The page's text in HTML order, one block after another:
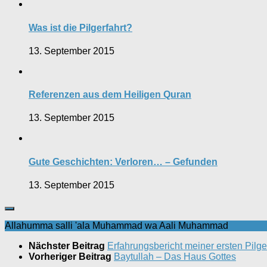
Was ist die Pilgerfahrt?
13. September 2015
Referenzen aus dem Heiligen Quran
13. September 2015
Gute Geschichten: Verloren… – Gefunden
13. September 2015
Allahumma salli 'ala Muhammad wa Aali Muhammad
Nächster Beitrag Erfahrungsbericht meiner ersten
Vorheriger Beitrag Baytullah – Das Haus Gottes